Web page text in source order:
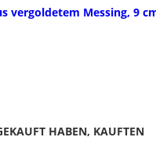
vergoldetem Messing, 9
HABEN, KAUFTEN